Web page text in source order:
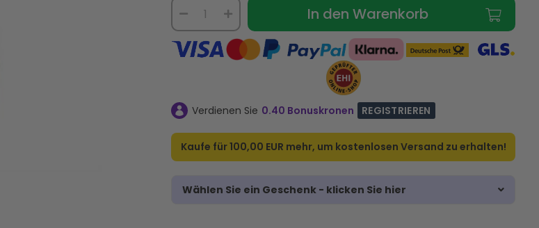
In den Warenkorb
Verdienen Sie 0.40 Bonuskronen REGISTRIEREN
Kaufe für100,00 EUR mehr, um kostenlosen Versand zu erhalten!
Wählen Sie ein Geschenk - klicken Sie hier